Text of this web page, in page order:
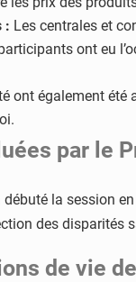
: Les centrales et
ont eu
ont également
par le
débuté la session
des disparités
de vie